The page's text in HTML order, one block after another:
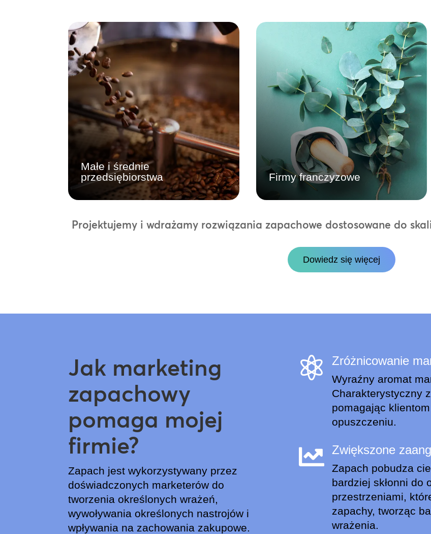
Małe i średnie
przedsiębiorstwa
Małe i średnie
przedsiębiorstwa
Zrób niezapomniane pierwsze
wrażenie. Nasze wysoce skuteczne
rozwiązania zapachowe Core Scent
Solutions poprawiają nastrój, zachęcają
do dłuższych pobytów i natychmiast
podnoszą wartość marki, zachowując
jednocześnie przystępną cenę i łatwość
zarządzania.
Dowiedz się więcej
Firmy franczyzowe
Firmy franczyzowe
Zapewnij spójne doświadczenie marki z
lokalną kontrolą. Upoważnij swój
Signature Scent we wszystkich
lokalizacjach, a scentralizowane
zarządzanie i proste wdrażanie
umożliwią lokalnym zespołom
osiągnięcie sukcesu promocyjnego.
Dowiedz się więcej
Projektujemy i wdrażamy rozwiązania zapachowe dostosowane do
Dowiedz się więcej
Jak marketing
zapachowy
pomaga mojej
firmie?
Zapach jest wykorzystywany przez
doświadczonych marketerów do
tworzenia określonych wrażeń,
wywoływania określonych nastrojów i
wpływania na zachowania zakupowe.
 Zróżnicowanie
Wyraźny aromat
Charakterystyczny
pomagając
opuszczeniu.
 Zwiększone
Zapach pobudza
bardziej skłonni do
przestrzeniami,
zapachy, tworząc
wrażenia.